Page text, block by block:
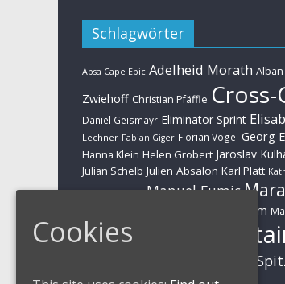
Schlagwörter
Absa Cape Epic Adelheid Morath Alban
Zwiehoff Christian Pfäffle
Daniel Geismayr Eliminator Sprint
Lechner Fabian Giger Florian Vogel Georg
Hanna Klein Helen Grobert Jaroslav
Julian Schelb Julien Absalon Karl Platt
Schwarzbauer Manuel Fumic
Markus Schulte-Lünzum
Brandl Moritz Milatz
Sabine
Cookies